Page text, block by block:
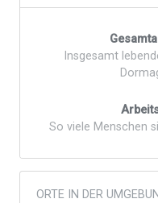
Insgesamt
So viele Menschen
ORTE IN DER